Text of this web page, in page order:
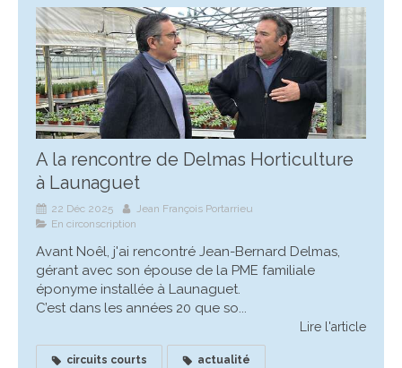
A la rencontre de Delmas Horticulture
à Launaguet
22 Déc 2025
Jean François Portarrieu
En circonscription
Avant Noêl, j'ai rencontré Jean-Bernard Delmas,
gérant avec son épouse de la PME familiale
éponyme installée à Launaguet.
C’est dans les années 20 que so...
Lire l'article
circuits courts actualité